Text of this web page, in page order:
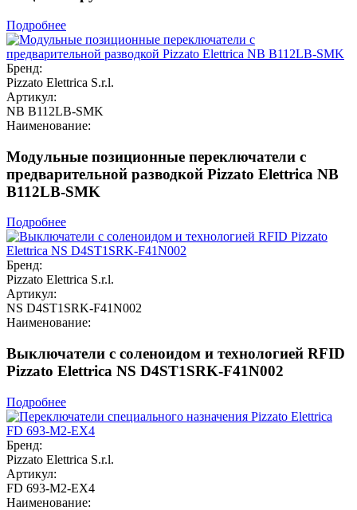
Подробнее
Бренд:
Pizzato Elettrica S.r.l.
Артикул:
NB B112LB-SMK
Наименование:
Модульные позиционные переключатели с
предварительной разводкой Pizzato Elettrica NB
B112LB-SMK
Подробнее
Бренд:
Pizzato Elettrica S.r.l.
Артикул:
NS D4ST1SRK-F41N002
Наименование:
Выключатели с соленоидом и технологией RFID
Pizzato Elettrica NS D4ST1SRK-F41N002
Подробнее
Бренд:
Pizzato Elettrica S.r.l.
Артикул:
FD 693-M2-EX4
Наименование: